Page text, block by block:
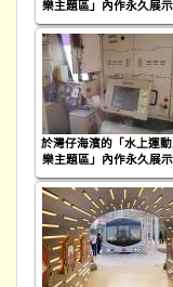
樂主題區」內作永久展
於灣仔海濱的「水上運
樂主題區」內作永久展